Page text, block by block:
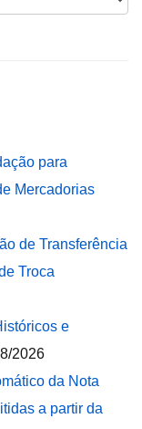
para
Mercadorias
de Transferência
Troca
e
2026
da Nota
a partir da